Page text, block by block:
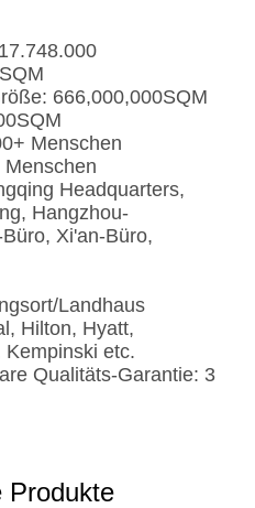
666,000,000SQM
Menschen
Headquarters,
Hangzhou-
Xi'an-Büro,
Landhaus
Hilton, Hyatt,
etc.
Qualitäts-Garantie: 3
Produkte